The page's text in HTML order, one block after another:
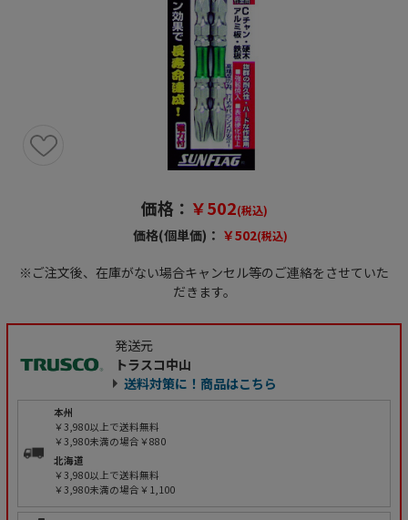
価格： ￥502(税込)
価格(個単価)： ￥502(税込)
※ご注文後、在庫がない場合キャンセル等のご連絡をさせていた
だきます。
発送元
トラスコ中山
送料対策に！商品はこちら
本州
￥3,980以上で送料無料
￥3,980未満の場合￥880
北海道
￥3,980以上で送料無料
￥3,980未満の場合￥1,100